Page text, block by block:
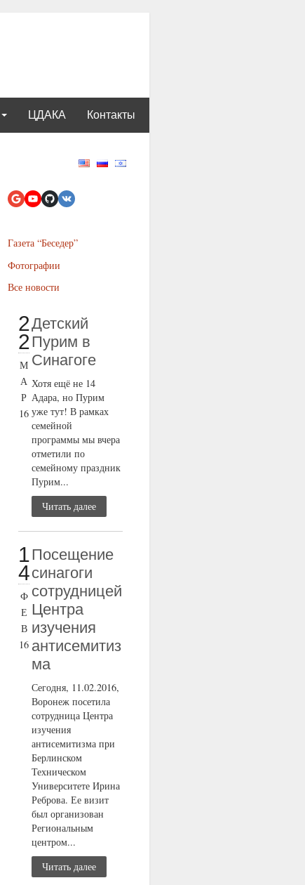
ЦДАКА Контакты
Газета “Беседер”
Фотографии
Все новости
2
2
М
А
Р
16
Детский
Пурим в
Синагоге
Хотя ещё не 14
Адара, но Пурим
уже тут! В рамках
семейной
программы мы вчера
отметили по
семейному праздник
Пурим...
Читать далее
1
4
Ф
Е
В
16
Посещение
синагоги
сотрудницей
Центра
изучения
антисемитиз
ма
Сегодня, 11.02.2016,
Воронеж посетила
сотрудница Центра
изучения
антисемитизма при
Берлинском
Техническом
Университете Ирина
Реброва. Ее визит
был организован
Региональным
центром...
Читать далее